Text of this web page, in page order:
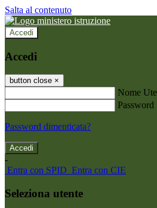
Salta al contenuto
Accedi
Accedi
button close ×
Nome
Password
Password dimenticata?
-
Entra con SPID Entra con CIE
Seleziona utente